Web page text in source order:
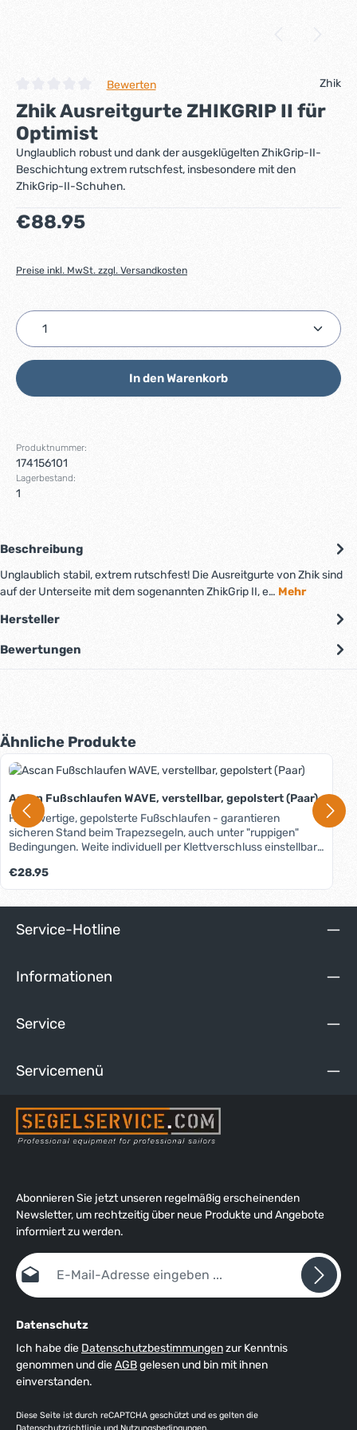
Durchschnittliche Bewertung von 0 von 5 Sternen
Bewerten Zhik
Zhik Ausreitgurte ZHIKGRIP II für
Optimist
Unglaublich robust und dank der ausgeklügelten ZhikGrip-II-
Beschichtung extrem rutschfest, insbesondere mit den
ZhikGrip-II-Schuhen.
Regulärer Preis:
€88.95
Preise inkl. MwSt. zzgl. Versandkosten
Produkt Anzahl: Gib den gewünschten Wert ein
In den Warenkorb
Produktnummer:
174156101
Lagerbestand:
1
Beschreibung
Unglaublich stabil, extrem rutschfest! Die Ausreitgurte von Zhik sind
auf der Unterseite mit dem sogenannten ZhikGrip II, e… Mehr
Hersteller
Bewertungen
Produktgalerie überspringen
Ähnliche Produkte
Ascan Fußschlaufen WAVE, verstellbar, gepolstert (Paar)
Hochwertige, gepolsterte Fußschlaufen - garantieren
sicheren Stand beim Trapezsegeln, auch unter "ruppigen"
Bedingungen. Weite individuell per Klettverschluss einstellbar,
Füße und Schuhe, formstabil durch eingearbeitete
Kunststoffstreifen, verdeckte Schraubenlöcher, im Notfall
vollständig zu öffnen, hochwertige Verarbeitung.
Regulärer Preis:
€28.95
Service-Hotline
Informationen
Service
Servicemenü
Abonnieren Sie jetzt unseren regelmäßig erscheinenden
Newsletter, um rechtzeitig über neue Produkte und Angebote
informiert zu werden.
E-Mail-Adresse*
Datenschutz
Ich habe die Datenschutzbestimmungenzur Kenntnis
genommen und dieAGBgelesen und bin mit ihnen
einverstanden.
Diese Seite ist durch reCAPTCHA geschützt und es gelten die